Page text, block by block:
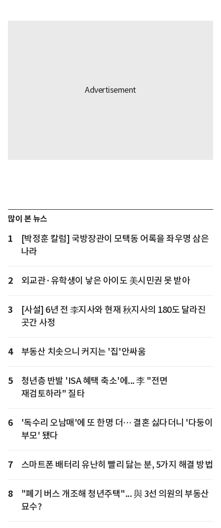
많이 본 뉴스
1
[박정훈 칼럼] 국방장관이 모택동 어록을 좌우명 삼은
나라
2 외교관·유학생이 낳은 아이도 美시민권 못 받아
3
[사설] 6년 전 李지사와 현재 秋지사의 180도 달라진
곳간 사정
4 부동산 치솟으니 커지는 '집'안싸움
5
청년층 반발 'ISA 혜택 축소'에... 李 "전면
재검토하라" 질타
6
'독수리 오남매'에 또 한명 더… 결혼 싫다더니 '다둥이
부모' 됐다
7 스마트폰 배터리 유난히 빨리 닳는 분, 5가지 해결 방법
8
"폐기 버스 개조해 청년주택"... 與 3선 의원의 부동산
묘수?